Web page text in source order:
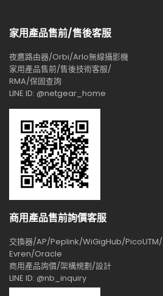
家用產品售前/售後客服
夜鷹路由器/Orbi/Arlo無線攝影機
家用產品售前/售後技術客服/
RMA/保固查詢
LINE ID: @netgear_home
商用產品售前詢價客服
交換器/AP/Peplink/WiGigHub/PicoUTM/
Evren/Oracle
商用產品詢價/架構規劃/設計
LINE ID: @nb_inquiry